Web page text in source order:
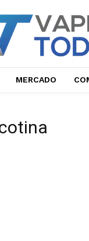
MERCADO